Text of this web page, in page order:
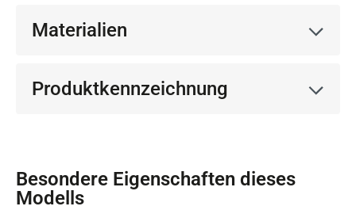
Materialien
Produktkennzeichnung
Besondere Eigenschaften dieses
Modells